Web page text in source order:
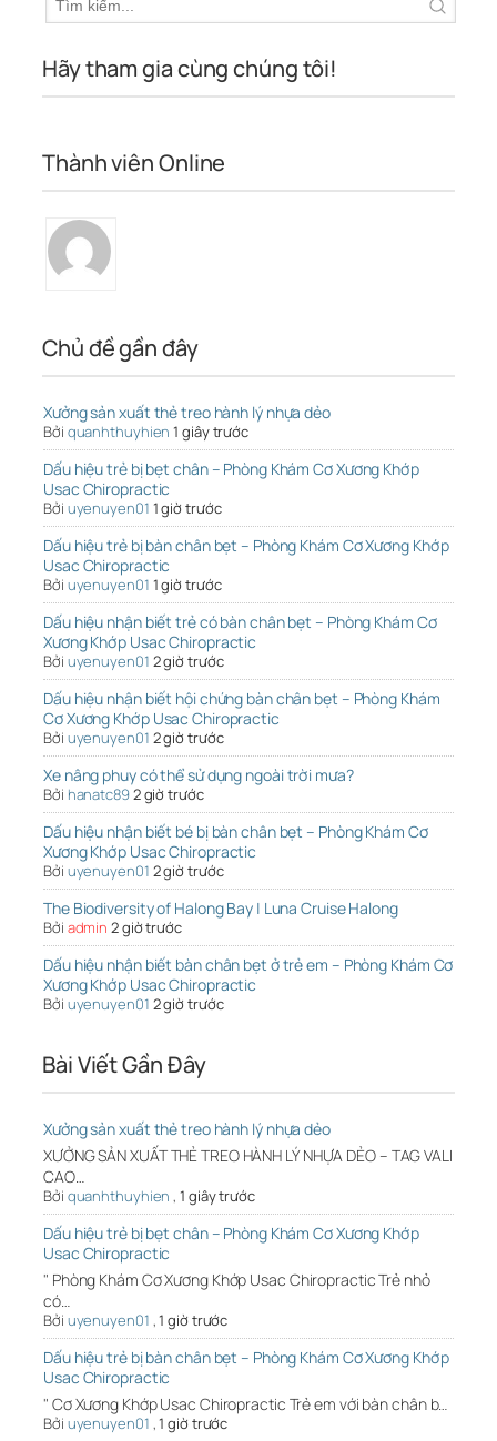
Hãy tham gia cùng chúng tôi!
Thành viên Online
Chủ đề gần đây
Xưởng sản xuất thẻ treo hành lý nhựa dẻo
Bởi quanhthuyhien 1 giây trước
Dấu hiệu trẻ bị bẹt chân – Phòng Khám Cơ Xương Khớp
Usac Chiropractic
Bởi uyenuyen01 1 giờ trước
Dấu hiệu trẻ bị bàn chân bẹt – Phòng Khám Cơ Xương Khớp
Usac Chiropractic
Bởi uyenuyen01 1 giờ trước
Dấu hiệu nhận biết trẻ có bàn chân bẹt – Phòng Khám Cơ
Xương Khớp Usac Chiropractic
Bởi uyenuyen01 2 giờ trước
Dấu hiệu nhận biết hội chứng bàn chân bẹt – Phòng Khám
Cơ Xương Khớp Usac Chiropractic
Bởi uyenuyen01 2 giờ trước
Xe nâng phuy có thể sử dụng ngoài trời mưa?
Bởi hanatc892 giờ trước
Dấu hiệu nhận biết bé bị bàn chân bẹt – Phòng Khám Cơ
Xương Khớp Usac Chiropractic
Bởi uyenuyen01 2 giờ trước
The Biodiversity of Halong Bay | Luna Cruise Halong
Bởi admin 2 giờ trước
Dấu hiệu nhận biết bàn chân bẹt ở trẻ em – Phòng Khám Cơ
Xương Khớp Usac Chiropractic
Bởi uyenuyen01 2 giờ trước
Bài Viết Gần Đây
Xưởng sản xuất thẻ treo hành lý nhựa dẻo
XƯỞNG SẢN XUẤT THẺ TREO HÀNH LÝ NHỰA DẺO – TAG VALI
CAO…
Bởi quanhthuyhien ,1 giây trước
Dấu hiệu trẻ bị bẹt chân – Phòng Khám Cơ Xương Khớp
Usac Chiropractic
" Phòng Khám Cơ Xương Khớp Usac Chiropractic Trẻ nhỏ
có…
Bởi uyenuyen01 ,1 giờ trước
Dấu hiệu trẻ bị bàn chân bẹt – Phòng Khám Cơ Xương Khớp
Usac Chiropractic
" Cơ Xương Khớp Usac Chiropractic Trẻ em với bàn chân b…
Bởi uyenuyen01 ,1 giờ trước